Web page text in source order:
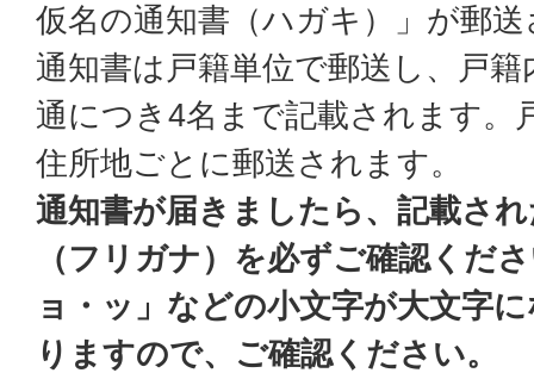
仮名の通知書（ハガキ）」が郵
通知書は戸籍単位で郵送し、戸
通につき4名まで記載されます。
住所地ごとに郵送されます。
通知書が届きましたら、記載さ
（フリガナ）を必ずご確認くだ
ョ・ッ」などの小文字が大文字
りますので、ご確認ください。